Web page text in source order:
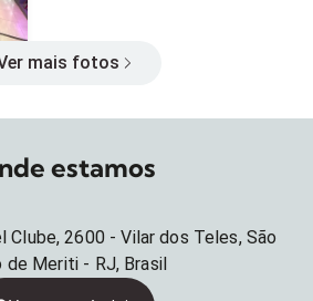
mais fotos
estamos
Clube, 2600 - Vilar dos Teles, São
de Meriti - RJ, Brasil